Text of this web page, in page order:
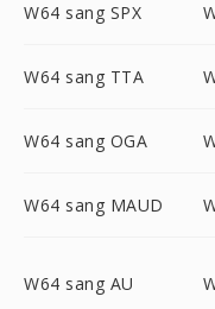
W64 sang SPX
W64 sang TTA
W64 sang OGA
W64 sang MAUD
W64 sang AU